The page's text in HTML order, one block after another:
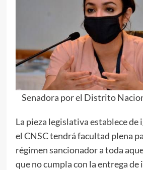
Senadora por el Distrito
La pieza legislativa establece de
el CNSC tendrá facultad plena
régimen sancionador a toda
que no cumpla con la entrega